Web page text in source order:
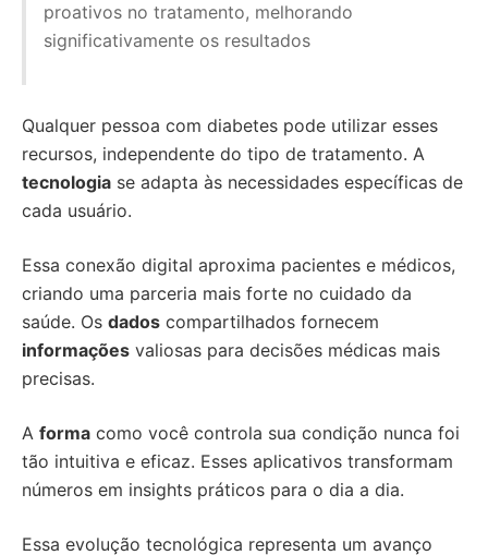
proativos no tratamento, melhorando
significativamente os resultados
Qualquer pessoa com diabetes pode utilizar esses
recursos, independente do tipo de tratamento. A
tecnologia se adapta às necessidades específicas de
cada usuário.
Essa conexão digital aproxima pacientes e médicos,
criando uma parceria mais forte no cuidado da
saúde. Os dados compartilhados fornecem
informações valiosas para decisões médicas mais
precisas.
A forma como você controla sua condição nunca foi
tão intuitiva e eficaz. Esses aplicativos transformam
números em insights práticos para o dia a dia.
Essa evolução tecnológica representa um avanço